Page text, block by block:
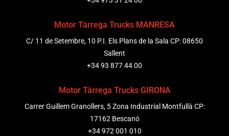
Motor Tàrrega Trucks MANRESA
C/ 11 de Setembre, 10 P.I. Els Plans de la Sala CP: 08650
Sallent
+34 93 877 44 00
Motor Tàrrega Trucks GIRONA
Carrer Guillem Granollers, 5 Zona Industrial Montfullà CP:
17162 Bescanó
+34 972 001 010